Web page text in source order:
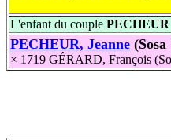
L'enfant du couple
PECHEUR, Jeanne (Sosa
× 1719 GÉRARD, François